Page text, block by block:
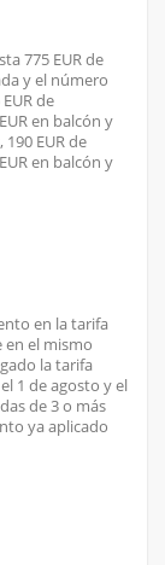
775 EUR de
y el número
de
en balcón y
EUR de
en balcón y
en la tarifa
en el mismo
la tarifa
1 de agosto y el
de 3 o más
ya aplicado